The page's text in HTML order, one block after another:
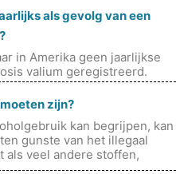
als gevolg van een
in Amerika geen jaarlijkse
valium geregistreerd.
zijn?
kan begrijpen, kan
gunste van het illegaal
als veel andere stoffen,